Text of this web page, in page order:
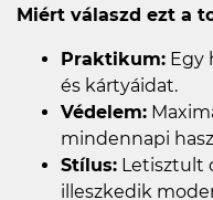
Miért válaszd ezt a
Praktikum: Egy
és kártyáidat.
Védelem:
mindennapi
Stílus: Letisztult
illeszkedik